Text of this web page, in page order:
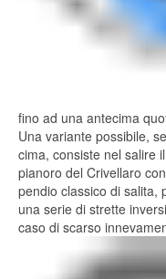
fino ad una antecima
Una variante possibile,
cima, consiste nel salire
pianoro del Crivellaro
pendio classico di salita,
una serie di strette
caso di scarso